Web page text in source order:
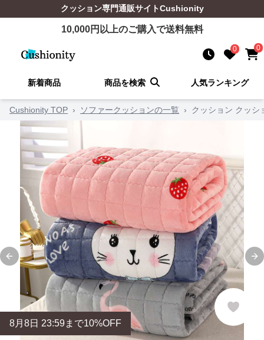
クッション専門通販サイトCushionity
10,000円以上のご購入で送料無料
0 0
新着商品 商品を検索 人気ランキング
Cushionity TOP › ソファークッションの一覧 › クッション クッシ
Previous slide
8月 8日 23:59まで10%OFF